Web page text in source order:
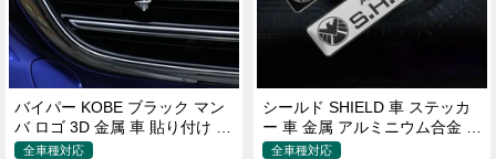
バイパー KOBE ブラック マン
バ ロゴ 3D 金属 車 貼り付け 装
飾 ステッカー
全車種対応
シールド SHIELD 車 ステッカ
ー 車 金属 アルミニウム合金 ス
クラッチオクルージョン ステ
全車種対応